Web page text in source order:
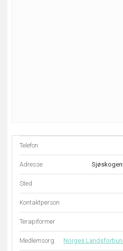
Telefon
Adresse
Sted
Kontaktperson
Terapiformer
Medlemsorg. Norges